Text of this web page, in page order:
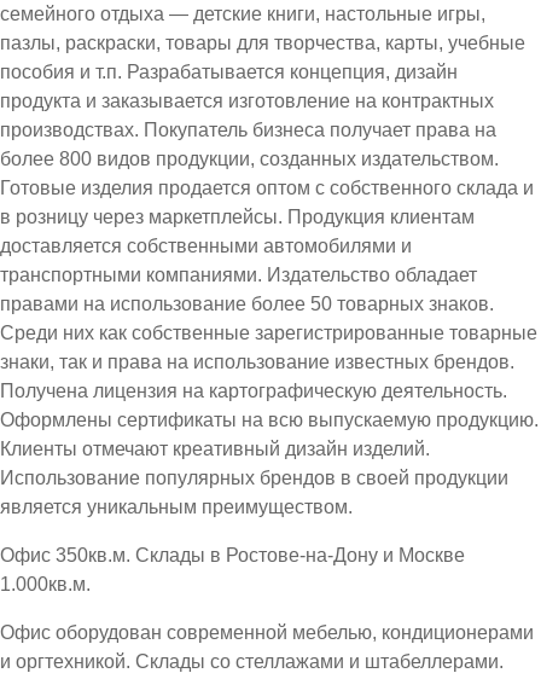
семейного отдыха — детские книги, настольные игры,
пазлы, раскраски, товары для творчества, карты, учебные
пособия и т.п. Разрабатывается концепция, дизайн
продукта и заказывается изготовление на контрактных
производствах. Покупатель бизнеса получает права на
более 800 видов продукции, созданных издательством.
Готовые изделия продается оптом с собственного склада и
в розницу через маркетплейсы. Продукция клиентам
доставляется собственными автомобилями и
транспортными компаниями. Издательство обладает
правами на использование более 50 товарных знаков.
Среди них как собственные зарегистрированные товарные
знаки, так и права на использование известных брендов.
Получена лицензия на картографическую деятельность.
Оформлены сертификаты на всю выпускаемую продукцию.
Клиенты отмечают креативный дизайн изделий.
Использование популярных брендов в своей продукции
является уникальным преимуществом.
Офис 350кв.м. Склады в Ростове-на-Дону и Москве
1.000кв.м.
Офис оборудован современной мебелью, кондиционерами
и оргтехникой. Склады со стеллажами и штабеллерами.